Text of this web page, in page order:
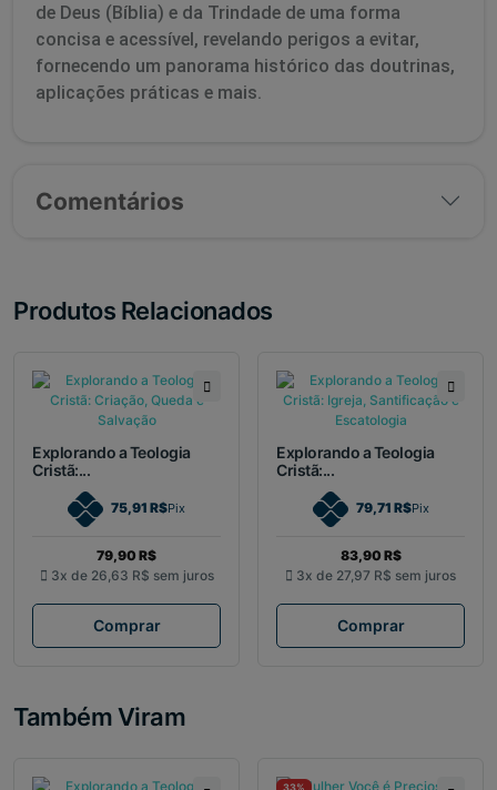
de Deus (Bíblia) e da Trindade de uma forma
concisa e acessível, revelando perigos a evitar,
fornecendo um panorama histórico das doutrinas,
aplicações práticas e mais.
Comentários
Produtos Relacionados
Explorando a Teologia
Cristã:...
75,91 R$Pix
79,90 R$
3x de 26,63 R$ sem juros
Comprar
Explorando a Teologia
Cristã:...
79,71 R$Pix
83,90 R$
3x de 27,97 R$ sem juros
Comprar
Também Viram
33%